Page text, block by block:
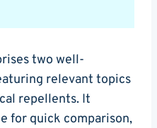
two well-
relevant topics
repellents. It
for quick comparison,